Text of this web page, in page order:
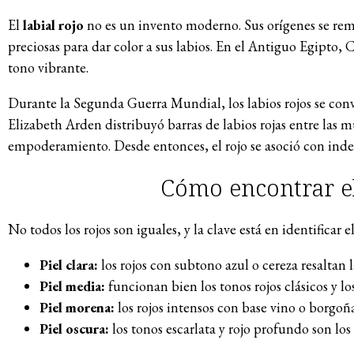
Ellabial rojo no es un invento moderno. Sus orígenes se
preciosas para dar color a sus labios. En el Antiguo Egipto,
tono vibrante.
Durante la Segunda Guerra Mundial, los labios rojos se
Elizabeth Arden distribuyó barras de labios rojas entre las
empoderamiento. Desde entonces, el rojo se asoció con
Cómo encontrar
No todos los rojos son iguales, y la clave está en identificar
Piel clara: los rojos con subtono azul o cereza resaltan
Piel media: funcionan bien los tonos rojos clásicos y
Piel morena: los rojos intensos con base vino o
Piel oscura: los tonos escarlata y rojo profundo son los